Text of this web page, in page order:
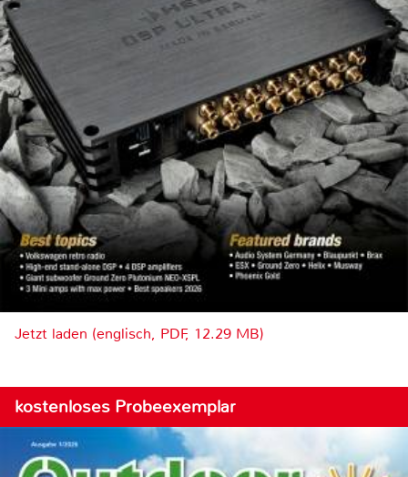
Jetzt laden (englisch, PDF, 12.29 MB)
kostenloses Probeexemplar